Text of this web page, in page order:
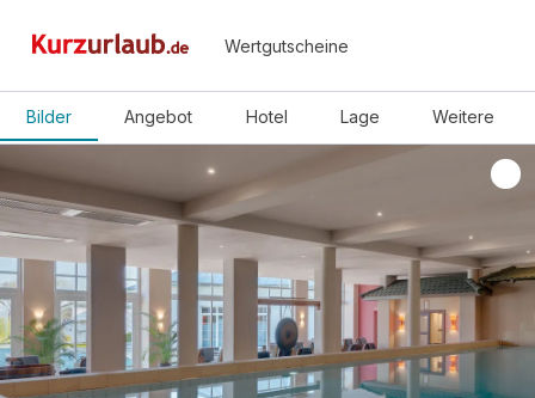
Wertgutscheine
Bilder Angebot Hotel Lage Weitere